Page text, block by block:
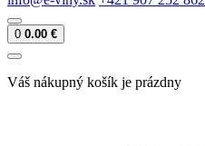
0 0.00 €
Váš nákupný košík je prázdny